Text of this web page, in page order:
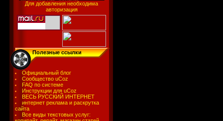
Для добавления необходима
авторизация
Полезные ссылки
Официальный блог
Сообщество uCoz
FAQ по системе
Инструкции для uCoz
ВЕСЬ РУССКИЙ ИНТЕРНЕТ
интернет реклама и раскрутка
сайта
Все виды текстовых услуг: